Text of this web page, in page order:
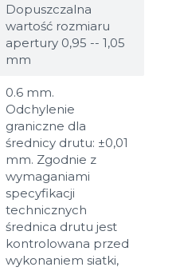
Dopuszczalna
wartość rozmiaru
apertury 0,95 -- 1,05
mm
0.6 mm.
Odchylenie
graniczne dla
średnicy drutu: ±0,01
mm. Zgodnie z
wymaganiami
specyfikacji
technicznych
średnica drutu jest
kontrolowana przed
wykonaniem siatki,